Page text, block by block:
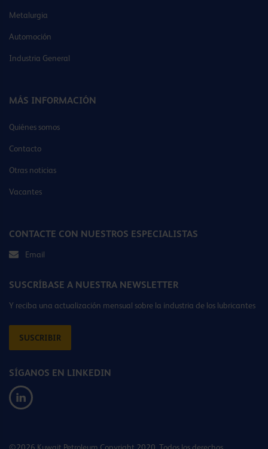
Metalurgia
Automoción
Industria General
MÁS INFORMACIÓN
Quiénes somos
Contacto
Otras noticias
Vacantes
CONTACTE CON NUESTROS ESPECIALISTAS
Email
SUSCRÍBASE A NUESTRA NEWSLETTER
Y reciba una actualización mensual sobre la industria de los lubricantes
SUSCRIBIR
SÍGANOS EN LINKEDIN